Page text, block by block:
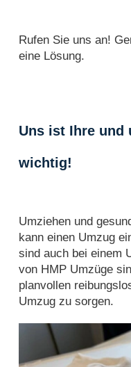
Rufen Sie uns an!
eine Lösung.
Uns ist Ihre und
wichtig!
Umziehen und
kann einen Umzug
sind auch bei einem
von HMP Umzüge
planvollen
Umzug zu sorgen.